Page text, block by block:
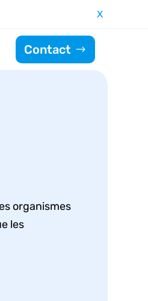
X
Contact
organismes
les